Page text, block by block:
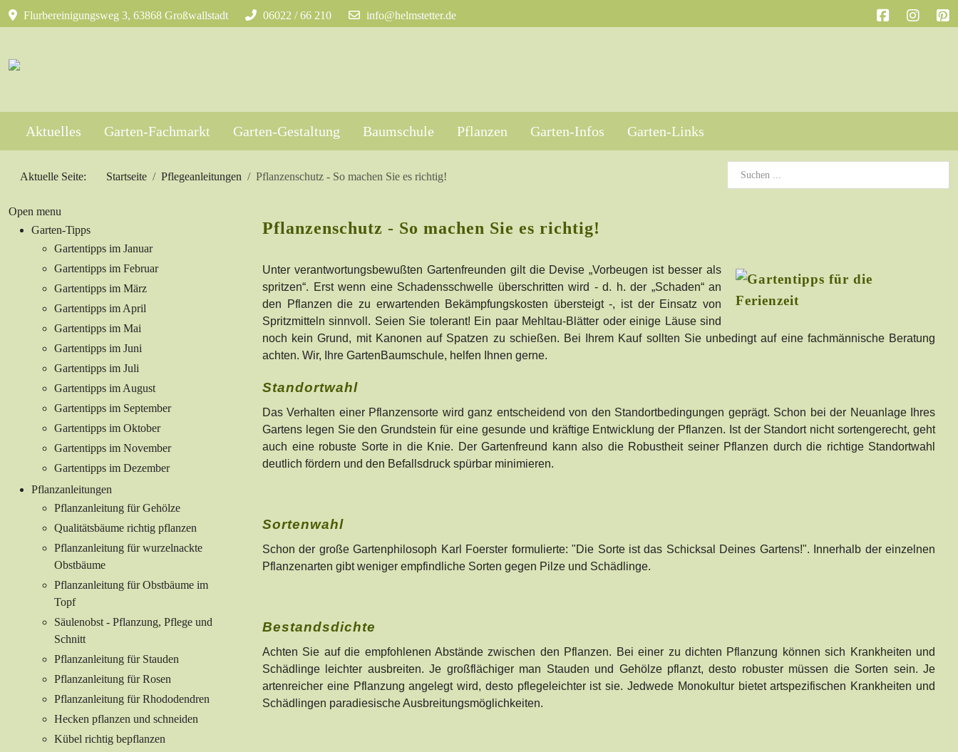
Flurbereinigungsweg 3, 63868 Großwallstadt 06022 / 66 210 info@helmstetter.de
Aktuelles Garten-Fachmarkt Garten-Gestaltung Baumschule Pflanzen Garten-Infos Garten-Links
Aktuelle Seite: Startseite Pflegeanleitungen Pflanzenschutz - So machen Sie es richtig!
Open menu
Garten-Tipps
Gartentipps im Januar
Gartentipps im Februar
Gartentipps im März
Gartentipps im April
Gartentipps im Mai
Gartentipps im Juni
Gartentipps im Juli
Gartentipps im August
Gartentipps im September
Gartentipps im Oktober
Gartentipps im November
Gartentipps im Dezember
Pflanzanleitungen
Pflanzanleitung für Gehölze
Qualitätsbäume richtig pflanzen
Pflanzanleitung für wurzelnackte
Obstbäume
Pflanzanleitung für Obstbäume im
Topf
Säulenobst - Pflanzung, Pflege und
Schnitt
Pflanzanleitung für Stauden
Pflanzanleitung für Rosen
Pflanzanleitung für Rhododendren
Hecken pflanzen und schneiden
Kübel richtig bepflanzen
Pflanzenschutz - So machen Sie es richtig!
Unter verantwortungsbewußten Gartenfreunden gilt die Devise „Vorbeugen ist besser als
spritzen“. Erst wenn eine Schadensschwelle überschritten wird - d. h. der „Schaden“ an
den Pflanzen die zu erwartenden Bekämpfungskosten übersteigt -, ist der Einsatz von
Spritzmitteln sinnvoll. Seien Sie tolerant! Ein paar Mehltau-Blätter oder einige Läuse sind
noch kein Grund, mit Kanonen auf Spatzen zu schießen. Bei Ihrem Kauf sollten Sie unbedingt auf eine fachmännische Beratung
achten. Wir, Ihre GartenBaumschule, helfen Ihnen gerne.
Standortwahl
Das Verhalten einer Pflanzensorte wird ganz entscheidend von den Standortbedingungen geprägt. Schon bei der Neuanlage Ihres
Gartens legen Sie den Grundstein für eine gesunde und kräftige Entwicklung der Pflanzen. Ist der Standort nicht sortengerecht, geht
auch eine robuste Sorte in die Knie. Der Gartenfreund kann also die Robustheit seiner Pflanzen durch die richtige Standortwahl
deutlich fördern und den Befallsdruck spürbar minimieren.
Sortenwahl
Schon der große Gartenphilosoph Karl Foerster formulierte: "Die Sorte ist das Schicksal Deines Gartens!". Innerhalb der einzelnen
Pflanzenarten gibt weniger empfindliche Sorten gegen Pilze und Schädlinge.
Bestandsdichte
Achten Sie auf die empfohlenen Abstände zwischen den Pflanzen. Bei einer zu dichten Pflanzung können sich Krankheiten und
Schädlinge leichter ausbreiten. Je großflächiger man Stauden und Gehölze pflanzt, desto robuster müssen die Sorten sein. Je
artenreicher eine Pflanzung angelegt wird, desto pflegeleichter ist sie. Jedwede Monokultur bietet artspezifischen Krankheiten und
Schädlingen paradiesische Ausbreitungsmöglichkeiten.